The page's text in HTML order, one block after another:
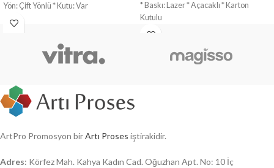
Yön: Çift Yönlü * Kutu: Var
* Baskı: Lazer * Açacaklı * Karton
Kutulu
ArtPro Promosyon birArtı Proses iştirakidir.
Adres: Körfez Mah. Kahya Kadın Cad. Oğuzhan Apt. No: 10 İç